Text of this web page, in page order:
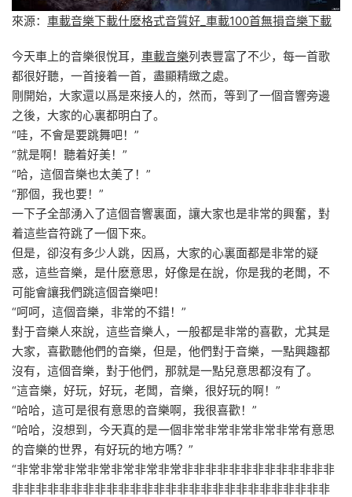
來源： 車載音樂下載什麽格式音質好_車載100首無損音樂下載
今天車上的音樂很悅耳， 車載音樂列表豐富了不少，每一首歌
都很好聽，一首接着一首，盡顯精緻之處。
剛開始，大家還以爲是來接人的，然而，等到了一個音響旁邊
之後，大家的心裏都明白了。
“哇，不會是要跳舞吧！”
“就是啊！聽着好美！”
“哈，這個音樂也太美了！”
“那個，我也要！”
一下子全部湧入了這個音響裏面，讓大家也是非常的興奮，對
着這些音符跳了一個下來。
但是，卻沒有多少人跳，因爲，大家的心裏面都是非常的疑
惑，這些音樂，是什麽意思，好像是在說，你是我的老闆，不
可能會讓我們跳這個音樂吧！
“呵呵，這個音樂，非常的不錯！”
對于音樂人來說，這些音樂人，一般都是非常的喜歡，尤其是
大家，喜歡聽他們的音樂，但是，他們對于音樂，一點興趣都
沒有，這個音樂，對于他們，那就是一點兒意思都沒有了。
“這音樂，好玩，好玩，老闆，音樂，很好玩的啊！”
“哈哈，這可是很有意思的音樂啊，我很喜歡！”
“哈哈，沒想到，今天真的是一個非常非常非常非常非常有意思
的音樂的世界，有好玩的地方嗎？”
“非常非常非常非常非常非常非常非非非非非非非非非非非非非
非非非非非非非非非非非非非非非非非非非非非非非非非非非